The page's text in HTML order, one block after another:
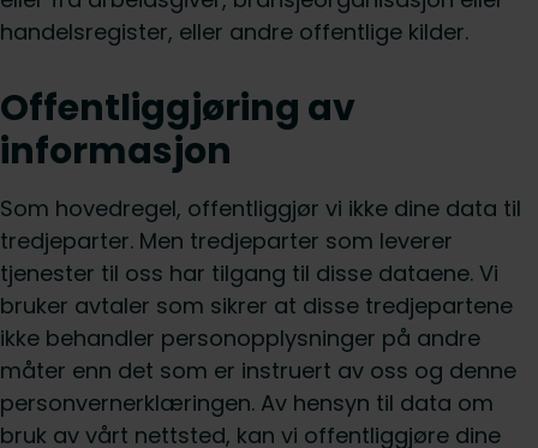
handelsregister, eller andre offentlige kilder.
Offentliggjøring av
informasjon
Som hovedregel, offentliggjør vi ikke dine data til
tredjeparter. Men tredjeparter som leverer
tjenester til oss har tilgang til disse dataene. Vi
bruker avtaler som sikrer at disse tredjepartene
ikke behandler personopplysninger på andre
måter enn det som er instruert av oss og denne
personvernerklæringen. Av hensyn til data om
bruk av vårt nettsted, kan vi offentliggjøre dine